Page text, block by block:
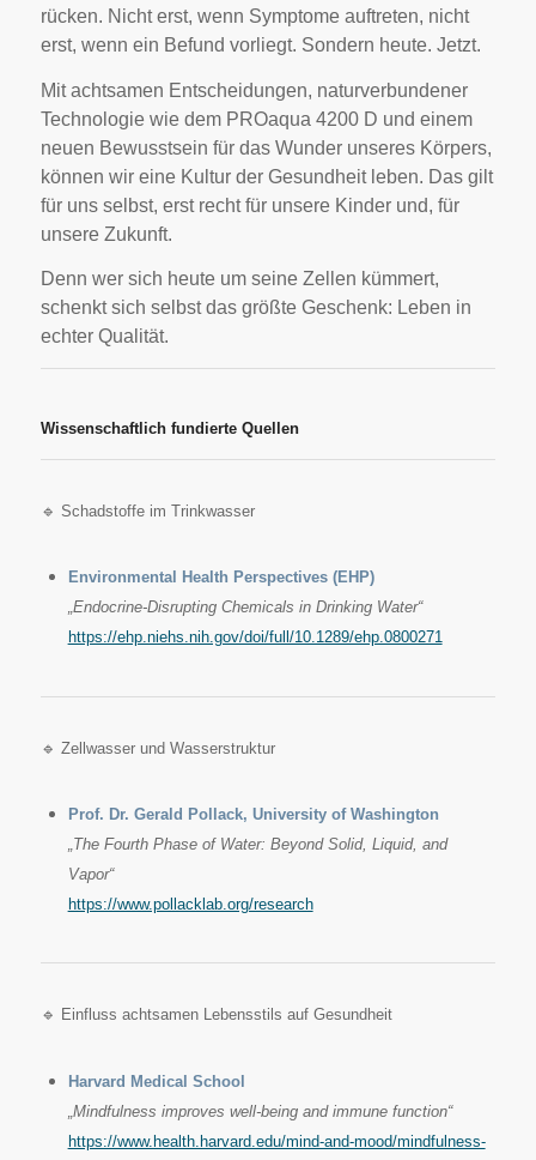
rücken. Nicht erst, wenn Symptome auftreten, nicht
erst, wenn ein Befund vorliegt. Sondern heute. Jetzt.
Mit achtsamen Entscheidungen, naturverbundener
Technologie wie dem PROaqua 4200 D und einem
neuen Bewusstsein für das Wunder unseres Körpers,
können wir eine Kultur der Gesundheit leben. Das gilt
für uns selbst, erst recht für unsere Kinder und, für
unsere Zukunft.
Denn wer sich heute um seine Zellen kümmert,
schenkt sich selbst das größte Geschenk: Leben in
echter Qualität.
Wissenschaftlich fundierte Quellen
🔹 Schadstoffe im Trinkwasser
Environmental Health Perspectives (EHP)
„Endocrine-Disrupting Chemicals in Drinking Water“
https://ehp.niehs.nih.gov/doi/full/10.1289/ehp.0800271
🔹 Zellwasser und Wasserstruktur
Prof. Dr. Gerald Pollack, University of Washington
„The Fourth Phase of Water: Beyond Solid, Liquid, and
Vapor“
https://www.pollacklab.org/research
🔹 Einfluss achtsamen Lebensstils auf Gesundheit
Harvard Medical School
„Mindfulness improves well-being and immune function“
https://www.health.harvard.edu/mind-and-mood/mindfulness-